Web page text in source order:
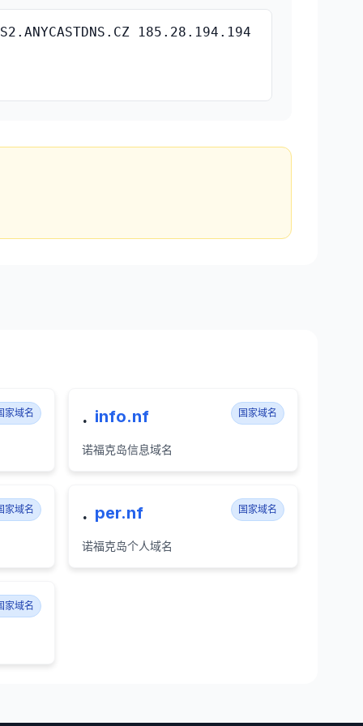
185.28.194.194
家域名 . info.nf 国家域名
诺福克岛信息域名
家域名 . per.nf 国家域名
诺福克岛个人域名
家域名